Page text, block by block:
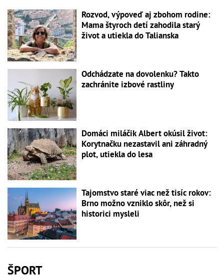
Rozvod, výpoveď aj zbohom rodine:
Mama štyroch detí zahodila starý
život a utiekla do Talianska
Odchádzate na dovolenku? Takto
zachránite izbové rastliny
Domáci miláčik Albert okúsil život:
Korytnačku nezastavil ani záhradný
plot, utiekla do lesa
Tajomstvo staré viac než tisíc rokov:
Brno možno vzniklo skôr, než si
historici mysleli
ŠPORT